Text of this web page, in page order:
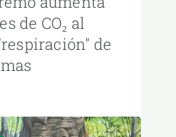
de CO₂ al
de